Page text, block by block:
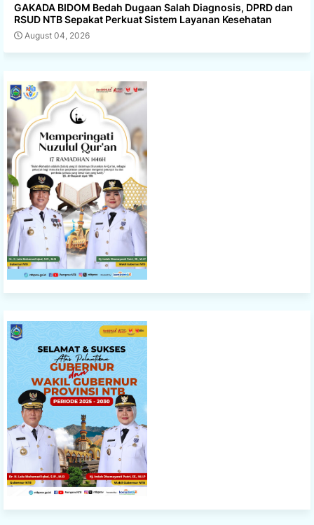
GAKADA BIDOM Bedah Dugaan Salah Diagnosis, DPRD dan
RSUD NTB Sepakat Perkuat Sistem Layanan Kesehatan
August 04, 2026